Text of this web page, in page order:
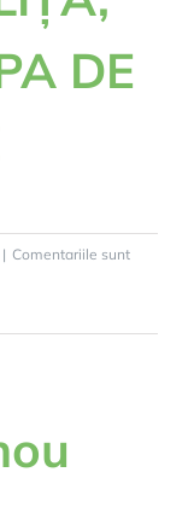
DE
| Comentariile sunt